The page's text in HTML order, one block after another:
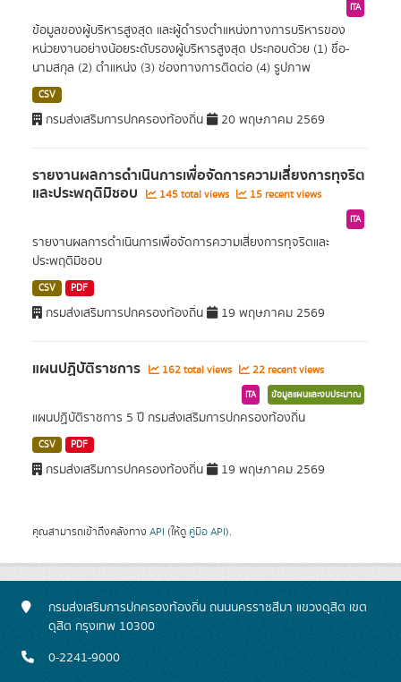
ITA
ข้อมูลของผู้บริหารสูงสุด และผู้ดำรงตำแหน่งทางการบริหารของ
หน่วยงานอย่างน้อยระดับรองผู้บริหารสูงสุด ประกอบด้วย (1) ชื่อ-
นามสกุล (2) ตำแหน่ง (3) ช่องทางการติดต่อ (4) รูปภาพ
CSV
กรมส่งเสริมการปกครองท้องถิ่น 20 พฤษภาคม 2569
รายงานผลการดำเนินการเพื่อจัดการความเสี่ยงการทุจริต
และประพฤติมิชอบ 145 total views 15 recent views
ITA
รายงานผลการดำเนินการเพื่อจัดการความเสี่ยงการทุจริตและ
ประพฤติมิชอบ
CSV PDF
กรมส่งเสริมการปกครองท้องถิ่น 19 พฤษภาคม 2569
แผนปฏิบัติราชการ 162 total views 22 recent views
ITA ข้อมูลแผนและงบประมาณ
แผนปฏิบัติราชการ 5 ปี กรมส่งเสริมการปกครองท้องถิ่น
CSV PDF
กรมส่งเสริมการปกครองท้องถิ่น 19 พฤษภาคม 2569
คุณสามารถเข้าถึงคลังทาง API (ให้ดู คู่มือ API).
กรมส่งเสริมการปกครองท้องถิ่น ถนนนครราชสีมา แขวงดุสิต เขต
ดุสิต กรุงเทพ 10300
0-2241-9000